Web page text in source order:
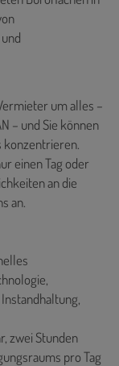
um alles –
– und Sie können
konzentrieren.
einen Tag oder
an die
an.
zwei Stunden
pro Tag